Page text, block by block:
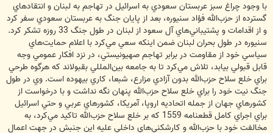
با وجود چراغ سبز عربستان سعودي به اسرائيل در تهاجم به لبنان و انتقادهاي
گسترده از حزب‌الله فؤاد سنيوره، بعد از پايان جنگ به عربستان سعودي سفر كرد
و از اقدامات و پشتيباني‌هاي آل سعود از لبنان در طول جنگ 33 روزه تشكر كرد.
سنيوره در طول بحران لبنان ضمن اينكه سعي مي‌كرد با اعلام حمايت‌هاي
سياسي خود از مقاومت در برابر تهاجم صهيونيستي، در نزد افكار عمومي وجه
قابل قبولي بيابد، تلاش مي‌كرد تا به جامعه بين‌المللي بقبولاند كه هرگوه طرحي
براي خلع سلاح حزب‌الله بدون آزادي مزارع، شبعا، كاري بيهوده است. وي در طول
جنگ نيت خود را براي خلع سلاح حزب‌الله پنهان نگه نداشت و با درخواست از
كشورهاي جهان از جمله اتحاديه اروپا، آمريكا، كشورهاي عربي و حتي اسرائيل
براي اجراي كامل قطعنامه 1559 كه بر خلع سلاح حزب‌الله تاكيد مي‌كرد، به
مخالفت خود با حزب‌الله و كارشكني‌هاي داخلي عليه اين جنبش در جهت اعمال